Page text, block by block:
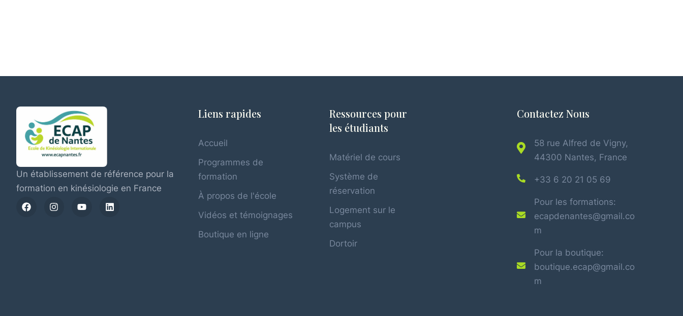
Un établissement de référence pour la
formation en kinésiologie en France
Liens rapides
Accueil
Programmes de
formation
À propos de l'école
Vidéos et témoignages
Boutique en ligne
Ressources pour
les étudiants
Matériel de cours
Système de
réservation
Logement sur le
campus
Dortoir
Contactez Nous
58 rue Alfred de Vigny,
44300 Nantes, France
+33 6 20 21 05 69
Pour les formations:
ecapdenantes@gmail.co
m
Pour la boutique:
boutique.ecap@gmail.co
m